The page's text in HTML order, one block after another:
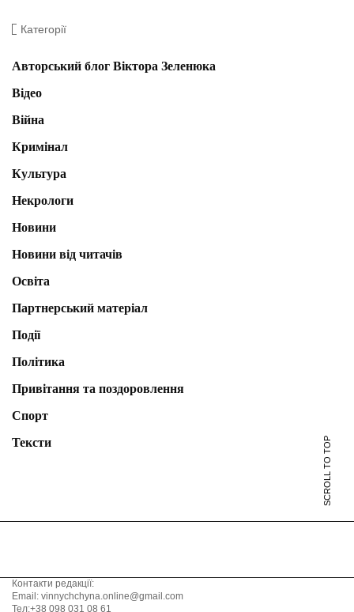
Категорії
Авторський блог Віктора Зеленюка
Відео
Війна
Кримінал
Культура
Некрологи
Новини
Новини від читачів
Освіта
Партнерський матеріал
Події
Політика
Привітання та поздоровлення
Спорт
Тексти
SCROLL TO TOP
Контакти редакції:
Email: vinnychchyna.online@gmail.com
Тел:+38 098 031 08 61